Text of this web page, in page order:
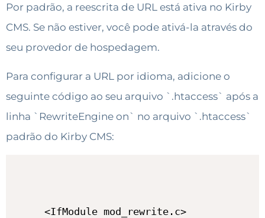
Por padrão, a reescrita de URL está ativa no Kirby
CMS. Se não estiver, você pode ativá-la através do
seu provedor de hospedagem.
Para configurar a URL por idioma, adicione o
seguinte código ao seu arquivo `.htaccess` após a
linha `RewriteEngine on` no arquivo `.htaccess`
padrão do Kirby CMS:
<IfModule mod_rewrite.c>